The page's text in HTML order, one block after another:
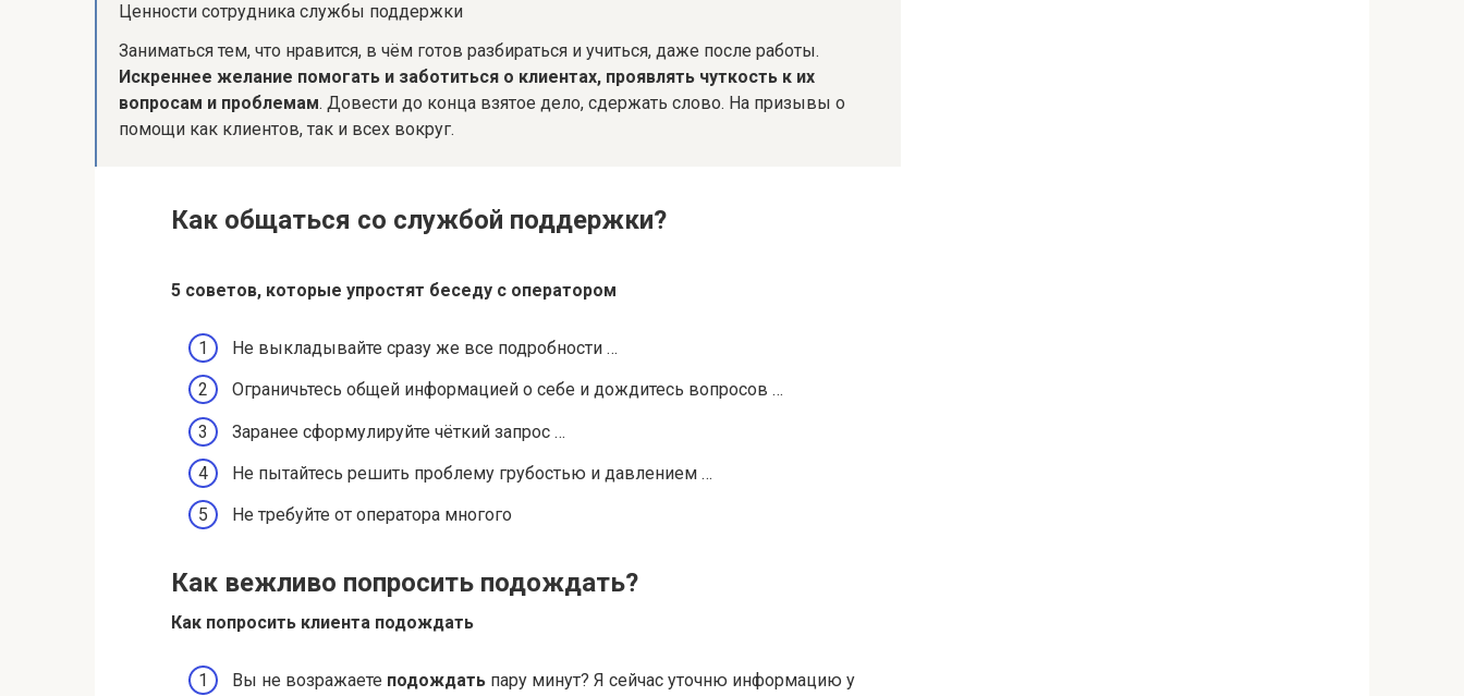
Ценности сотрудника службы поддержки
Заниматься тем, что нравится, в чём готов разбираться и учиться, даже после работы.
Искреннее желание помогать и заботиться о клиентах, проявлять чуткость к их
вопросам и проблемам. Довести до конца взятое дело, сдержать слово. На призывы о
помощи как клиентов, так и всех вокруг.
Как общаться со службой поддержки?
5 советов, которые упростят беседу с оператором
Не выкладывайте сразу же все подробности …
Ограничьтесь общей информацией о себе и дождитесь вопросов …
Заранее сформулируйте чёткий запрос …
Не пытайтесь решить проблему грубостью и давлением …
Не требуйте от оператора многого
Как вежливо попросить подождать?
Как попросить клиента подождать
Вы не возражаете подождать пару минут? Я сейчас уточню информацию у